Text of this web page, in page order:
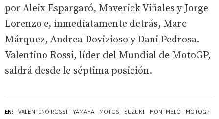
EN: VALENTINO ROSSI YAMAHA MOTOS SUZUKI MONTMELÓ MOTOGP
por Aleix Espargaró, Maverick Viñales y Jorge
Lorenzo e, inmediatamente detrás, Marc
Márquez, Andrea Dovizioso y Dani Pedrosa.
Valentino Rossi, líder del Mundial de MotoGP,
saldrá desde le séptima posición.